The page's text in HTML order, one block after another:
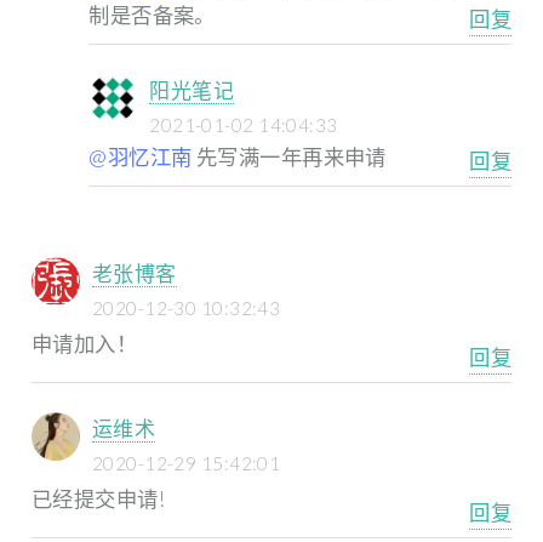
制是否备案。
回复
阳光笔记
2021-01-02 14:04:33
@羽忆江南 先写满一年再来申请 回复
老张博客
2020-12-30 10:32:43
申请加入！
回复
运维术
2020-12-29 15:42:01
已经提交申请!
回复